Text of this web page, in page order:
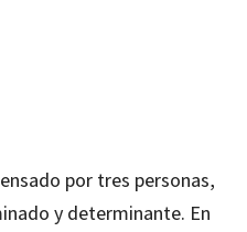
por tres personas,
y determinante. En